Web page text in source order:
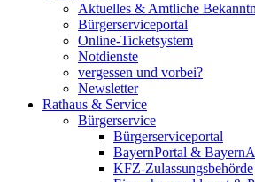
Aktuelles & Amtliche
Bürgerserviceportal
Online-Ticketsystem
Notdienste
vergessen und vorbei?
Newsletter
Rathaus & Service
Bürgerservice
Bürgerserviceportal
BayernPortal &
KFZ-Zulassungsbehörde